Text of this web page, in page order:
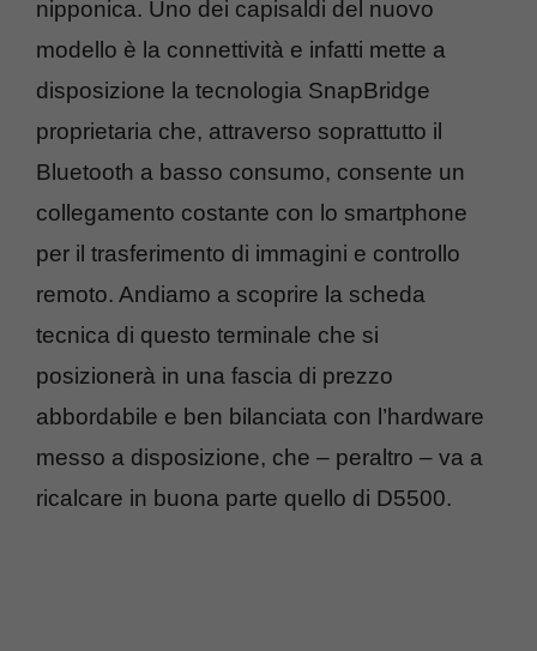
nipponica. Uno dei capisaldi del nuovo
modello è la connettività e infatti mette a
disposizione la tecnologia SnapBridge
proprietaria che, attraverso soprattutto il
Bluetooth a basso consumo, consente un
collegamento costante con lo smartphone
per il trasferimento di immagini e controllo
remoto. Andiamo a scoprire la scheda
tecnica di questo terminale che si
posizionerà in una fascia di prezzo
abbordabile e ben bilanciata con l’hardware
messo a disposizione, che – peraltro – va a
ricalcare in buona parte quello di D5500.